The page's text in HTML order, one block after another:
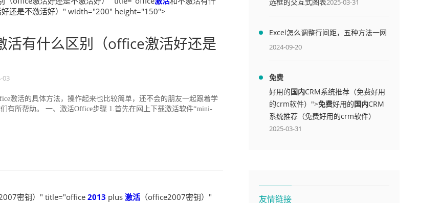
还是不激活好）" width="200" height="150">
活有什么区别（office激活好还是
03
激活的具体方法，操作起来也比较简单，还不会的朋友一起跟着学
有所帮助。 一、激活Office步骤 1.首先在网上下载激活软件“mini-
密钥）" title="office 2013 plus 激活 （office2007密钥）"
2025-03-31
Excel怎么调整行间距，五种方法一网
打尽
2024-09-20
免费
好用的国内CRM系统推荐（免费好用
的crm软件）">免费好用的国内CRM
系统推荐（免费好用的crm软件）
2025-03-31
友情链接